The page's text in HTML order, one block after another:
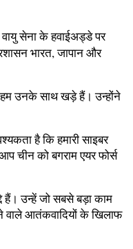
सेना के हवाईअड्डे पर
भारत, जापान और
हम उनके साथ खड़े हैं। उन्होंने
है कि हमारी साइबर
चीन को बगराम एयर फोर्स
हैं। उन्हें जो सबसे बड़ा काम
वाले आतंकवादियों के खिलाफ